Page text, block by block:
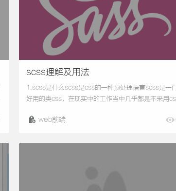
scss理解及用法
1.scss是什么scss是css的一种预处理语言scss是一
好用的类css，在现实中的工作当中几乎都是不采用
等，所以学习一门css语言是必须的，在这里就简要
的基础上怎加了：变量（variables）嵌套
web前端